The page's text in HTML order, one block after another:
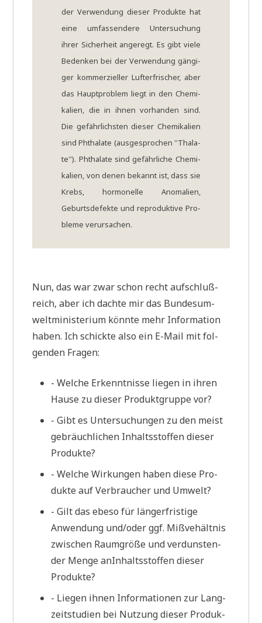
der Ver­wen­dung die­ser Pro­duk­te hat
eine umfas­sen­de­re Unter­su­chung
ihrer Sicher­heit ange­regt. Es gibt vie­le
Beden­ken bei der Ver­wen­dung gän­gi­
ger kom­mer­zi­el­ler Luft­er­fri­scher, aber
das Haupt­pro­blem liegt in den Che­mi­
ka­li­en, die in ihnen vor­han­den sind.
Die gefähr­lich­sten die­ser Che­mi­ka­li­en
sind Phtha­la­te (aus­ge­spro­chen ''Tha­la­
te''). Phtha­la­te sind gefähr­li­che Che­mi­
ka­li­en, von denen bekannt ist, dass sie
Krebs, hor­mo­nel­le Anoma­lien,
Geburts­de­fek­te und repro­duk­ti­ve Pro­
ble­me ver­ur­sa­chen.
Nun, das war zwar schon recht auf­schluß­
reich, aber ich dach­te mir das Bun­des­um­
welt­mi­ni­ste­ri­um könn­te mehr Infor­ma­ti­on
haben. Ich schick­te also ein E-Mail mit fol­
gen­den Fragen:
- Wel­che Erkennt­nis­se lie­gen in ihren
Hau­se zu die­ser Pro­dukt­grup­pe vor?
- Gibt es Unter­su­chun­gen zu den meist
gebräuch­li­chen Inhalts­stof­fen die­ser
Produkte?
- Wel­che Wir­kun­gen haben die­se Pro­
duk­te auf Ver­brau­cher und Umwelt?
- Gilt das ebe­so für län­ger­fri­sti­ge
Anwen­dung und/oder ggf. Miß­ve­hält­nis
zwi­schen Raum­grö­ße und ver­dun­sten­
der Men­ge anIn­halts­stof­fen die­ser
Produkte?
- Lie­gen ihnen Infor­ma­tio­nen zur Lang­
zeit­stu­di­en bei Nut­zung die­ser Pro­duk­